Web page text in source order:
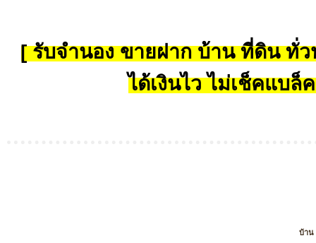
[ รับจำนอง ขายฝาก บ้าน ที่ดิน ทั่ว
ได้เงินไว ไม่เช็คแบล็
บ้าน